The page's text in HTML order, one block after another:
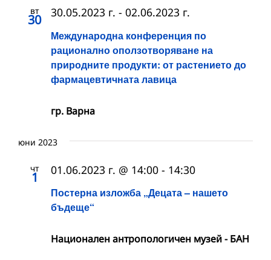
вт
30
Международна конференция по
рационално оползотворяване на
природните продукти: от растението до
фармацевтичната лавица
30.05.2023 г. - 02.06.2023 г.
гр. Варна
юни 2023
чт
1
Постерна изложба „Децата – нашето
бъдеще“
01.06.2023 г. @ 14:00 - 14:30
Национален антропологичен музей - БАН